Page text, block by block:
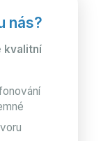
nás?
kvalitní